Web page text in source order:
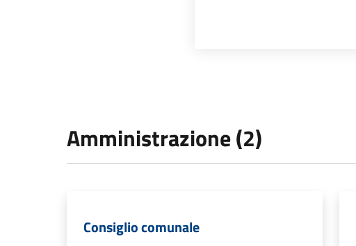
Amministrazione (2)
Consiglio comunale